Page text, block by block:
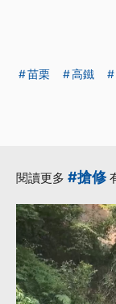
苗栗 高鐵
閱讀更多 #搶修